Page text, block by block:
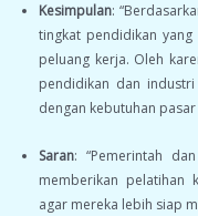
Kesimpulan:
tingkat pendidikan
peluang kerja. Oleh
pendidikan dan
dengan kebutuhan pasar
Saran: “Pemerintah
memberikan pelatihan
agar mereka lebih siap